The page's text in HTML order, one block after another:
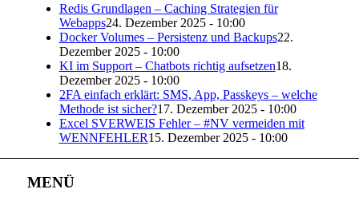
Redis Grundlagen – Caching Strategien für
Webapps24. Dezember 2025 - 10:00
Docker Volumes – Persistenz und Backups22.
Dezember 2025 - 10:00
KI im Support – Chatbots richtig aufsetzen18.
Dezember 2025 - 10:00
2FA einfach erklärt: SMS, App, Passkeys – welche
Methode ist sicher?17. Dezember 2025 - 10:00
Excel SVERWEIS Fehler – #NV vermeiden mit
WENNFEHLER15. Dezember 2025 - 10:00
MENÜ